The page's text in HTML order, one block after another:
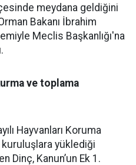
meydana geldiğini
Bakanı İbrahim
Meclis Başkanlığı'na
ve toplama
Hayvanları Koruma
yüklediği
Dinç, Kanun’un Ek 1.